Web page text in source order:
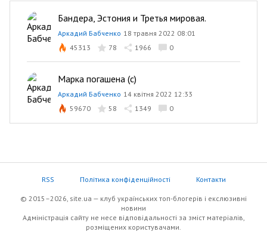
Бандера, Эстония и Третья мировая.
Аркадий Бабченко 18 травня 2022 08:01
45313
78 1966 0
Марка погашена (с)
Аркадий Бабченко 14 квітня 2022 12:33
59670
58 1349 0
RSS Політика конфіденційності Контакти
© 2015–2026, site.ua — клуб українських топ-блогерів i екслюзивнi
новини
Адміністрація сайту не несе відповідальності за зміст матеріалів,
розміщених користувачами.